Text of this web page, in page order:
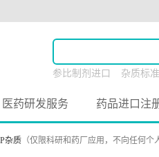
参比制剂进口 杂质标
医药研发服务 药品进口注
杂质 （仅限科研和药厂应用，不向任何个